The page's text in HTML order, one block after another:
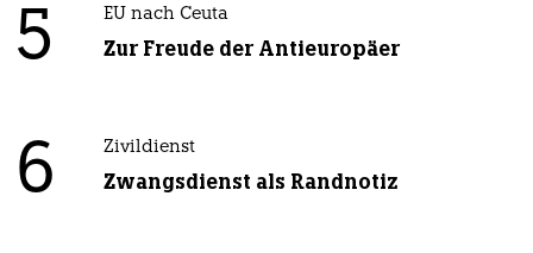
5 EU nach Ceuta
Zur Freude der Antieuropäer
6 Zivildienst
Zwangsdienst als Randnotiz